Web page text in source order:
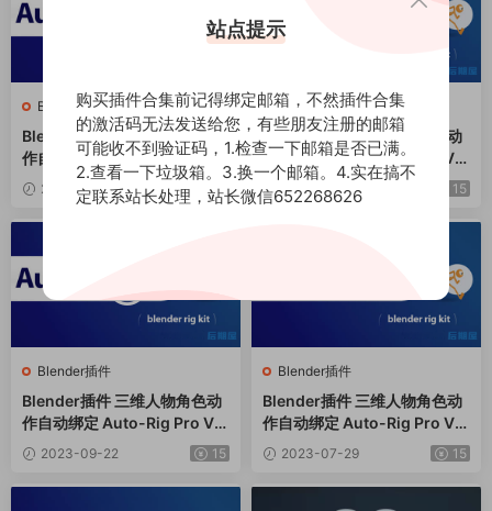
Blender插件
Blender插件 三维人物角色动
作自动绑定 Auto-Rig Pro V3.
68.83 + Quick Rig V1.26.18
2023-11-13 15
Blender插件
Blender插件 三维人物角色动
作自动绑定 Auto-Rig Pro V3.
68.77 + Quick Rig V1.26.18
2023-11-10 15
Blender插件
Blender插件 三维人物角色动
作自动绑定 Auto-Rig Pro V3.
68.67 + Quick Rig V1.26.18
2023-09-22 15
Blender插件
Blender插件 三维人物角色动
作自动绑定 Auto-Rig Pro V3.
68.47 + Quick Rig V1.26.16
2023-07-29 15
站点提示
购买插件合集前记得绑定邮箱，不然插件合集
的激活码无法发送给您，有些朋友注册的邮箱
可能收不到验证码，1.检查一下邮箱是否已满。
2.查看一下垃圾箱。3.换一个邮箱。4.实在搞不
定联系站长处理，站长微信652268626